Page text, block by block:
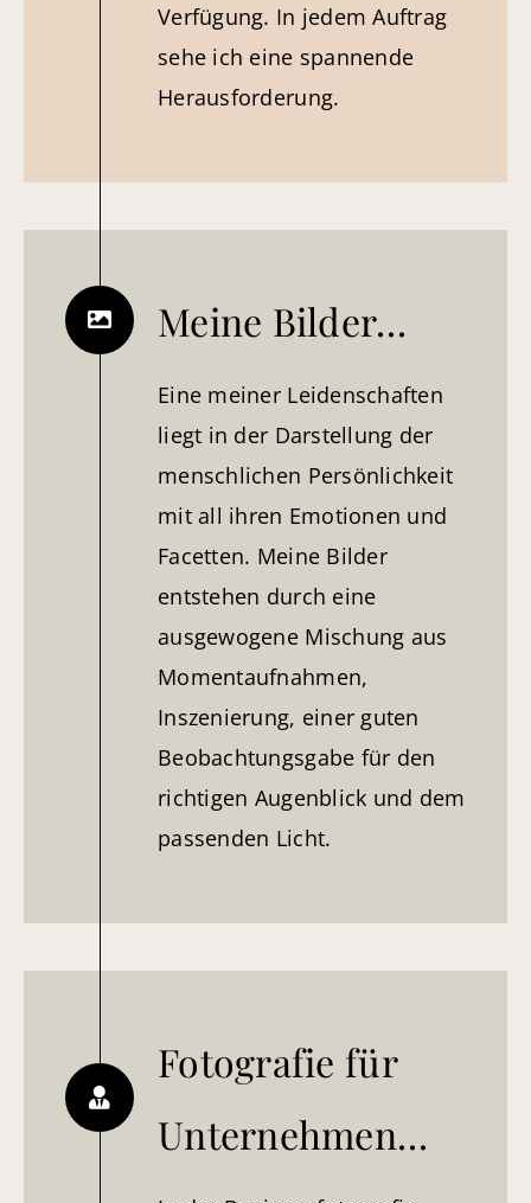
Verfügung. In jedem Auftrag
sehe ich eine spannende
Herausforderung.
Meine Bilder…
Eine meiner Leidenschaften
liegt in der Darstellung der
menschlichen Persönlichkeit
mit all ihren Emotionen und
Facetten. Meine Bilder
entstehen durch eine
ausgewogene Mischung aus
Momentaufnahmen,
Inszenierung, einer guten
Beobachtungsgabe für den
richtigen Augenblick und dem
passenden Licht.
Fotografie für
Unternehmen…